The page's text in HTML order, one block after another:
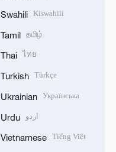
Swahili Kiswahili
Tamil தமிழ்
Thai ไทย
Turkish Türkçe
Ukrainian Українська
Urdu اردو
Vietnamese Tiếng Việt